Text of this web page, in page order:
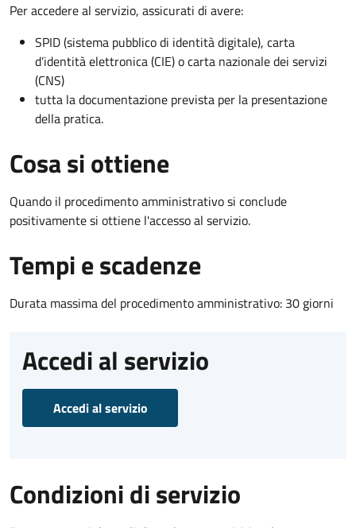
Per accedere al servizio, assicurati di avere:
SPID (sistema pubblico di identità digitale), carta
d’identità elettronica (CIE) o carta nazionale dei servizi
(CNS)
tutta la documentazione prevista per la presentazione
della pratica.
Cosa si ottiene
Quando il procedimento amministrativo si conclude
positivamente si ottiene l'accesso al servizio.
Tempi e scadenze
Durata massima del procedimento amministrativo: 30 giorni
Accedi al servizio
Accedi al servizio
Condizioni di servizio